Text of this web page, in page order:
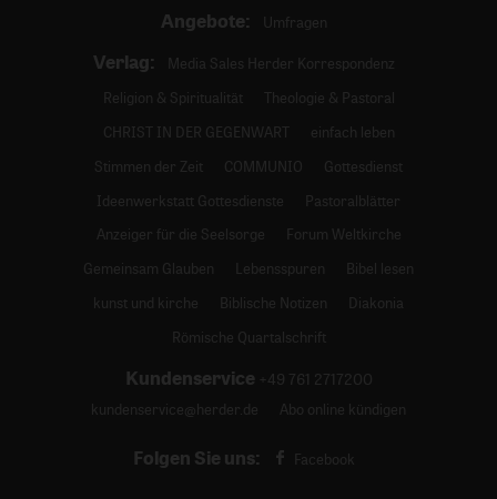
Angebote: Umfragen
Verlag:
Media Sales Herder Korrespondenz
Religion & Spiritualität
Theologie & Pastoral
CHRIST IN DER GEGENWART
einfach leben
Stimmen der Zeit
COMMUNIO
Gottesdienst
Ideenwerkstatt Gottesdienste
Pastoralblätter
Anzeiger für die Seelsorge
Forum Weltkirche
Gemeinsam Glauben
Lebensspuren
Bibel lesen
kunst und kirche
Biblische Notizen
Diakonia
Römische Quartalschrift
Kundenservice +49 761 2717200
kundenservice@herder.de
Abo online kündigen
Folgen Sie uns: Facebook